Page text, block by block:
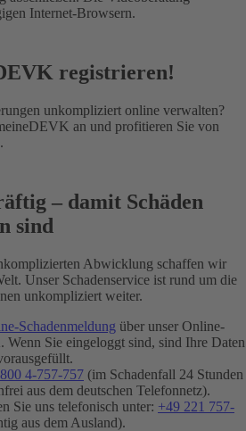
Internet-Browsern.
registrieren!
unkompliziert online verwalten?
an und profitieren Sie von
– damit Schäden
sind
Abwicklung schaffen wir
Unser Schadenservice ist rund um die
unkompliziert weiter.
Schadenmeldung über unser Online-
Sie eingeloggt sind, sind Ihre Daten
4-757-757 (im Schadenfall 24 Stunden
aus dem deutschen Telefonnetz).
Sie uns telefonisch unter: +49 221 757-
aus dem Ausland).